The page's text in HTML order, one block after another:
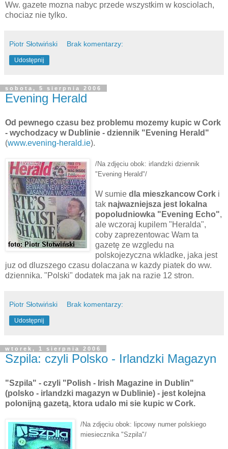
Ww. gazete mozna nabyc przede wszystkim w kosciolach,
chociaz nie tylko.
Piotr Słotwiński Brak komentarzy:
Udostępnij
sobota, 5 sierpnia 2006
Evening Herald
Od pewnego czasu bez problemu mozemy kupic w Cork
- wychodzacy w Dublinie - dziennik "Evening Herald"
(www.evening-herald.ie).
/Na zdjęciu obok: irlandzki dziennik
"Evening Herald"/
W sumie dla mieszkancow Cork i
tak najwazniejsza jest lokalna
popoludniowka "Evening Echo",
ale wczoraj kupilem "Heralda",
coby zaprezentowac Wam ta
gazetę ze wzgledu na
polskojezyczna wkladke, jaka jest
juz od dluzszego czasu dolaczana w kazdy piatek do ww.
dziennika. "Polski" dodatek ma jak na razie 12 stron.
Piotr Słotwiński Brak komentarzy:
Udostępnij
wtorek, 1 sierpnia 2006
Szpila: czyli Polsko - Irlandzki Magazyn
"Szpila" - czyli "Polish - Irish Magazine in Dublin"
(polsko - irlandzki magazyn w Dublinie) - jest kolejna
polonijną gazetą, ktora udalo mi sie kupic w Cork.
/Na zdjęciu obok: lipcowy numer polskiego
miesiecznika "Szpila"/